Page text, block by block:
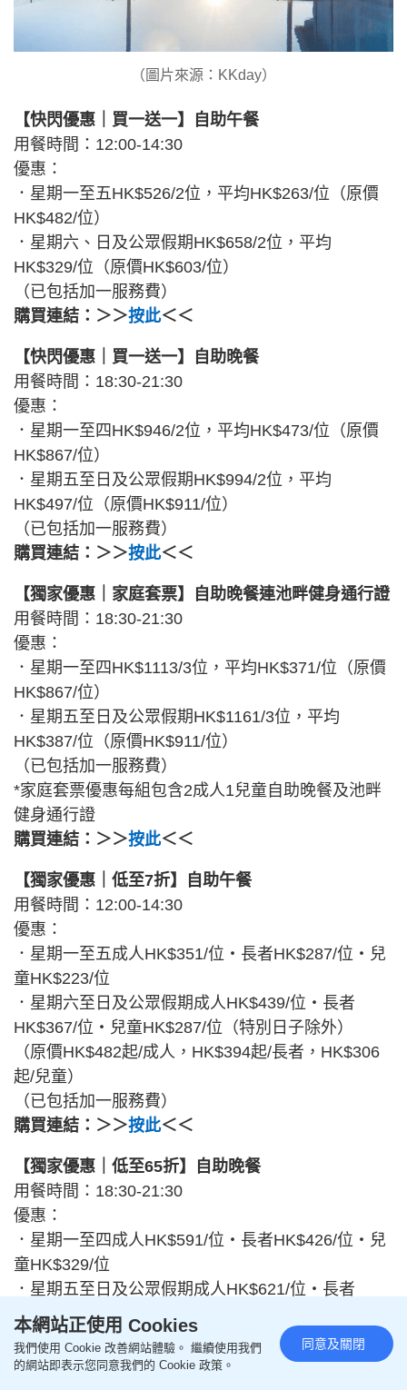
（圖片來源：KKday）
【快閃優惠｜買一送一】自助午餐
用餐時間：12:00-14:30
優惠：
．星期一至五HK$526/2位，平均HK$263/位（原價
HK$482/位）
．星期六、日及公眾假期HK$658/2位，平均
HK$329/位（原價HK$603/位）
（已包括加一服務費）
購買連結：＞＞按此＜＜
【快閃優惠｜買一送一】自助晚餐
用餐時間：18:30-21:30
優惠：
．星期一至四HK$946/2位，平均HK$473/位（原價
HK$867/位）
．星期五至日及公眾假期HK$994/2位，平均
HK$497/位（原價HK$911/位）
（已包括加一服務費）
購買連結：＞＞按此＜＜
【獨家優惠｜家庭套票】自助晚餐連池畔健身通行證
用餐時間：18:30-21:30
優惠：
．星期一至四HK$1113/3位，平均HK$371/位（原價
HK$867/位）
．星期五至日及公眾假期HK$1161/3位，平均
HK$387/位（原價HK$911/位）
（已包括加一服務費）
*家庭套票優惠每組包含2成人1兒童自助晚餐及池畔
健身通行證
購買連結：＞＞按此＜＜
【獨家優惠｜低至7折】自助午餐
用餐時間：12:00-14:30
優惠：
．星期一至五成人HK$351/位・長者HK$287/位・兒
童HK$223/位
．星期六至日及公眾假期成人HK$439/位・長者
HK$367/位・兒童HK$287/位（特別日子除外）
（原價HK$482起/成人，HK$394起/長者，HK$306
起/兒童）
（已包括加一服務費）
購買連結：＞＞按此＜＜
【獨家優惠｜低至65折】自助晚餐
用餐時間：18:30-21:30
優惠：
．星期一至四成人HK$591/位・長者HK$426/位・兒
童HK$329/位
．星期五至日及公眾假期成人HK$621/位・長者
HK$456/位・兒童HK$374/位（特別日子除外）
（原價HK$867起/成人，HK$625起/長者，HK$482
起/兒童）
本網站正使用 Cookies
我們使用 Cookie 改善網站體驗。 繼續使用我們
的網站即表示您同意我們的 Cookie 政策。
同意及關閉